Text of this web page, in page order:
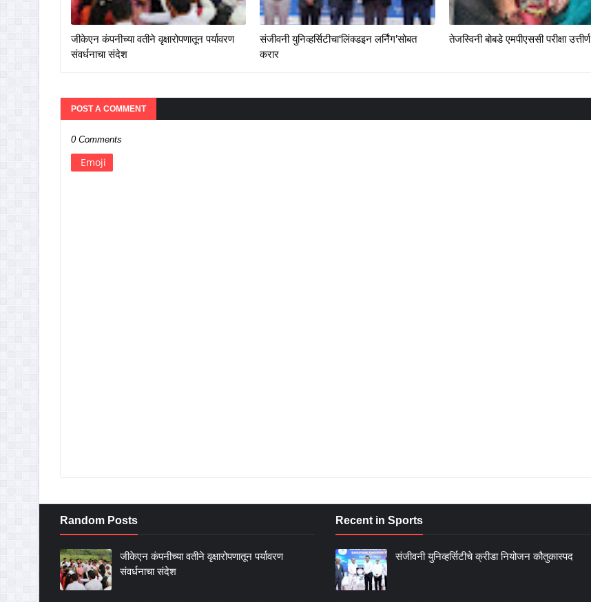
जीकेएन कंपनीच्या वतीने वृक्षारोपणातून पर्यावरण
संवर्धनाचा संदेश
संजीवनी युनिव्हर्सिटीचा‘लिंक्डइन लर्निंग’सोबत
करार
तेजस्विनी बोबडे एमपीएससी परीक्षा उत्तीर्ण
POST A COMMENT
0 Comments
Emoji
Random Posts
जीकेएन कंपनीच्या वतीने वृक्षारोपणातून पर्यावरण
संवर्धनाचा संदेश
Recent in Sports
संजीवनी युनिव्हर्सिटीचे क्रीडा नियोजन कौतुकास्पद